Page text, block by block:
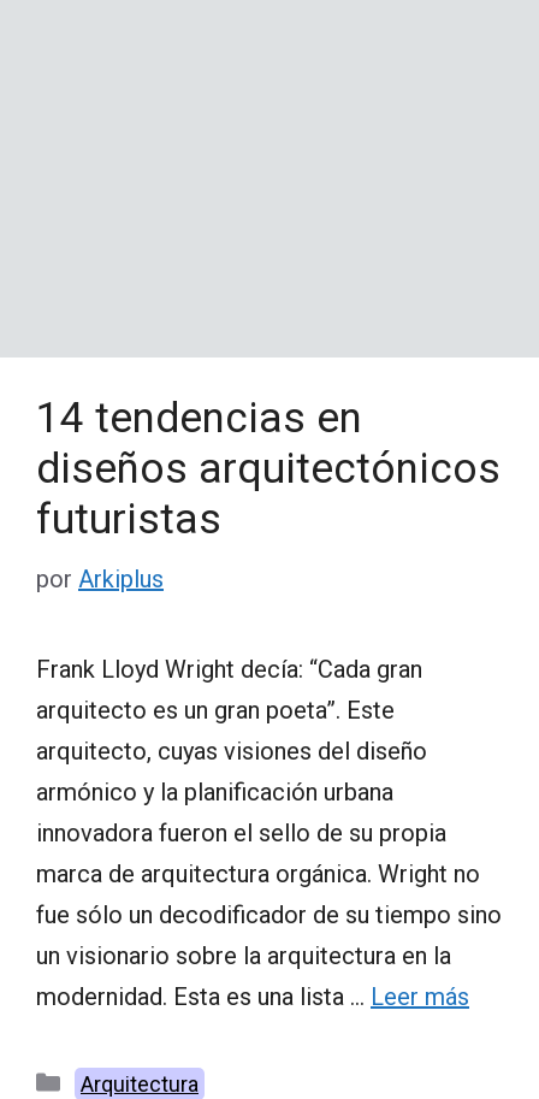
14 tendencias en
diseños arquitectónicos
futuristas
por Arkiplus
Frank Lloyd Wright decía: “Cada gran
arquitecto es un gran poeta”. Este
arquitecto, cuyas visiones del diseño
armónico y la planificación urbana
innovadora fueron el sello de su propia
marca de arquitectura orgánica. Wright no
fue sólo un decodificador de su tiempo sino
un visionario sobre la arquitectura en la
modernidad. Esta es una lista … Leer más
Categorías
Arquitectura